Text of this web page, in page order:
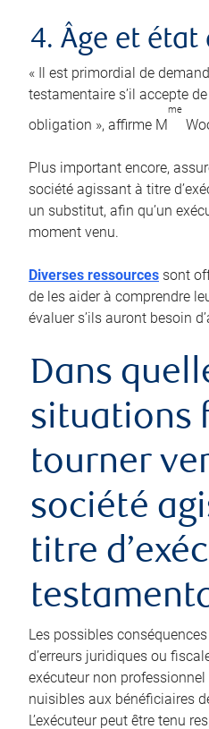
4. Âge et état
« Il est primordial de
testamentaire s’il accepte
obligation », affirme M
me
Plus important encore,
société agissant à titre
un substitut, afin qu’un
moment venu.
Diverses ressources sont
de les aider à comprendre
évaluer s’ils auront besoin
Dans
situations
tourner
société
titre
Les possibles
d’erreurs juridiques ou
exécuteur non
nuisibles aux bénéficiaires
L’exécuteur peut être tenu